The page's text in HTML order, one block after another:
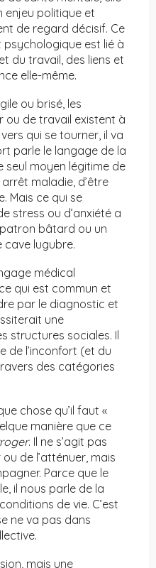
enjeu politique et
de regard décisif. Ce
psychologique est lié à
du travail, des liens et
elle-même.
ou brisé, les
ou de travail existent à
qui se tourner, il va
parle le langage de la
seul moyen légitime de
maladie, d’être
Mais ce qui se
stress ou d’anxiété a
bâtard ou un
cave lugubre.
médical
qui est commun et
par le diagnostic et
une
structures sociales. Il
de l’inconfort (et du
des catégories
chose qu’il faut «
manière que ce
. Il ne s’agit pas
de l’atténuer, mais
Parce que le
il nous parle de la
de vie. C’est
ne va pas dans
mais une